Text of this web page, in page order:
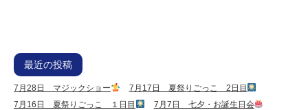
最近の投稿
7月28日 マジックショー
7月17日 夏祭りごっこ 2日目
7月16日 夏祭りごっこ １日目
7月7日 七夕・お誕生日会